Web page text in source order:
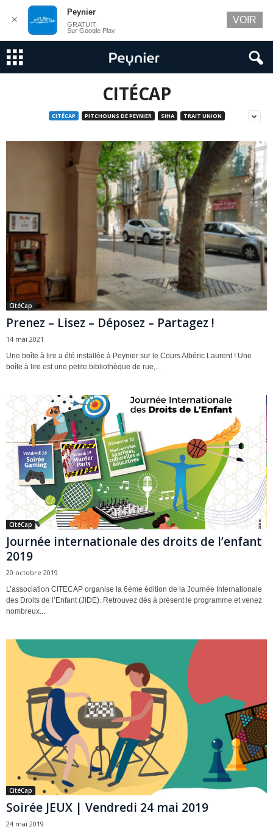
CITÉCAP
CITÉCAP PITCHOUNS DE PEYNIER SIHA TRAIT UNION
CitéCap
Prenez – Lisez – Déposez – Partagez !
14 mai 2021
Une boîte à lire a été installée à Peynier sur le Cours Albéric Laurent ! Une
boîte à lire est une petite bibliothèque de rue,...
CitéCap
Journée internationale des droits de l’enfant
2019
20 octobre 2019
L’association CITECAP organise la 6ème édition de la Journée Internationale
des Droits de l’Enfant (JIDE). Retrouvez dès à présent le programme et venez
nombreux...
CitéCap
Soirée JEUX | Vendredi 24 mai 2019
24 mai 2019
✕
Peynier
GRATUIT
Sur Google Play
VOIR